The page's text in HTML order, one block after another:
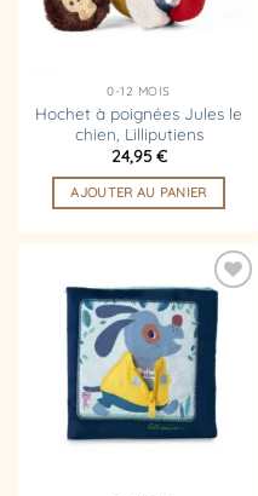
0-12 MOIS
Hochet à poignées Jules le
chien, Lilliputiens
24,95€
AJOUTER AU PANIER
Ajouter
à la
liste
d’envies